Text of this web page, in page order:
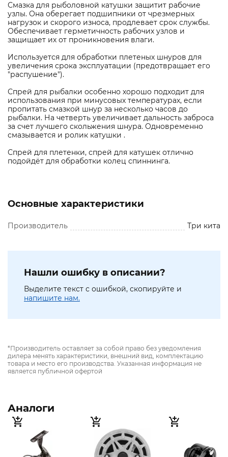
Смазка для рыболовной катушки защитит рабочие
узлы. Она оберегает подшипники от чрезмерных
нагрузок и скорого износа, продлевает срок службы.
Обеспечивает герметичность рабочих узлов и
защищает их от проникновения влаги.
Используется для обработки плетеных шнуров для
увеличения срока эксплуатации (предотвращает его
"распушение").
Спрей для рыбалки особенно хорошо подходит для
использования при минусовых температурах, если
пропитать смазкой шнур за несколько часов до
рыбалки. На четверть увеличивает дальность заброса
за счет лучшего скольжения шнура. Одновременно
смазывается и ролик катушки .
Спрей для плетенки, спрей для катушек отлично
подойдёт для обработки колец спиннинга.
Основные характеристики
Производитель Три кита
Нашли ошибку в описании?
Выделите текст с ошибкой, скопируйте и
напишите нам.
*Производитель оставляет за собой право без уведомления
дилера менять характеристики, внешний вид, комплектацию
товара и место его производства. Указанная информация не
является публичной офертой
Аналоги